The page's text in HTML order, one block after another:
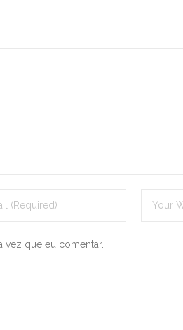
vez que eu comentar.